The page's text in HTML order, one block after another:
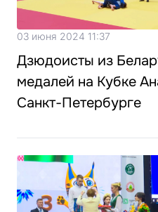
03 июня 2024 11:37
Дзюдоисты из
медалей на Кубке
Санкт-Петербурге